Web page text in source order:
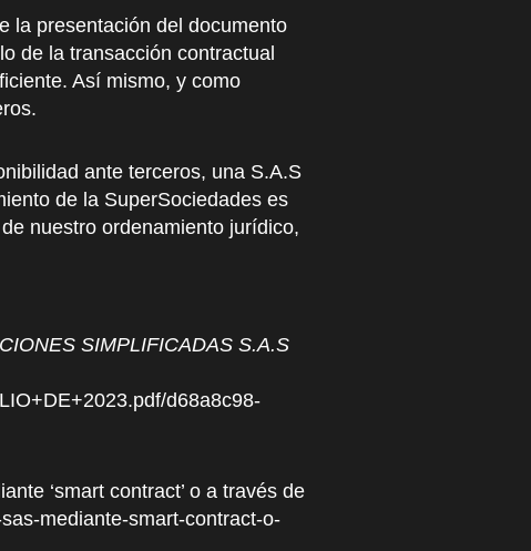
la presentación del documento
de la transacción contractual
Así mismo, y como
ante terceros, una S.A.S
de la SuperSociedades es
nuestro ordenamiento jurídico,
SIMPLIFICADAS S.A.S
d68a8c98-
‘smart contract’ o a través de
mediante-smart-contract-o-